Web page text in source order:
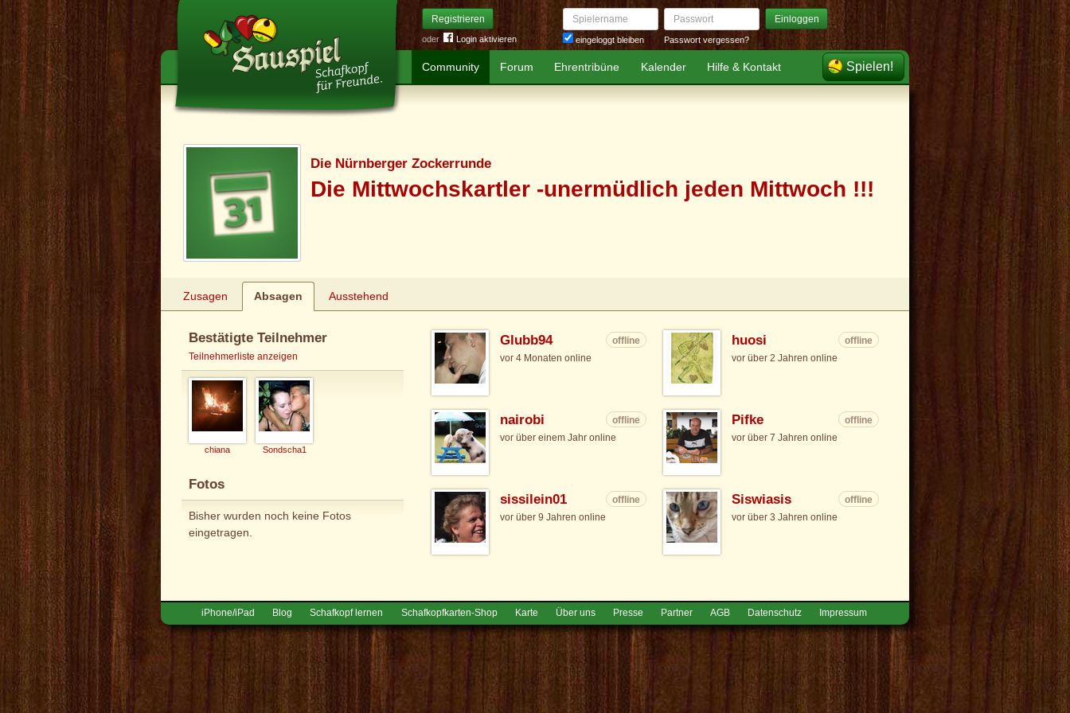
Registrieren
oder Login aktivieren
Spielername
eingeloggt bleiben
Passwort Einloggen
Passwort vergessen?
Community Forum Ehrentribüne Kalender Hilfe & Kontakt Spielen!
Die Nürnberger Zockerrunde
Die Mittwochskartler -unermüdlich jeden Mittwoch !!!
Zusagen Absagen Ausstehend
Bestätigte Teilnehmer
Teilnehmerliste anzeigen
chiana Sondscha1
Fotos
Bisher wurden noch keine Fotos
eingetragen.
Glubb94
offline
vor 4 Monaten online
huosi
offline
vor über 2 Jahren online
nairobi
offline
vor über einem Jahr online
Pifke
offline
vor über 7 Jahren online
sissilein01
offline
vor über 9 Jahren online
Siswiasis
offline
vor über 3 Jahren online
iPhone/iPad Blog Schafkopf lernen Schafkopfkarten-Shop Karte Über uns Presse Partner AGB Datenschutz Impressum